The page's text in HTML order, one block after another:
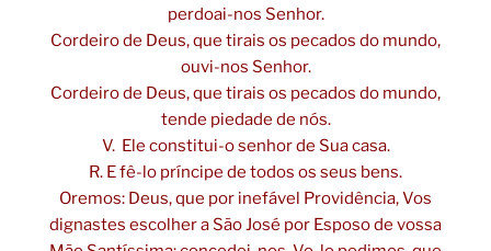
perdoai-nos Senhor.
Cordeiro de Deus, que tirais os pecados do mundo,
ouvi-nos Senhor.
Cordeiro de Deus, que tirais os pecados do mundo,
tende piedade de nós.
V. Ele constitui-o senhor de Sua casa.
R. E fê-lo príncipe de todos os seus bens.
Oremos: Deus, que por inefável Providência, Vos
dignastes escolher a São José por Esposo de vossa